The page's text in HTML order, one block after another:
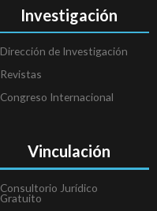
Investigación
Dirección de Investigación
Revistas
Congreso Internacional
Vinculación
Consultorio Jurídico
Gratuito